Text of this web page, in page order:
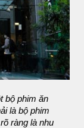
bộ phim ăn
là bộ phim
ràng là nhu